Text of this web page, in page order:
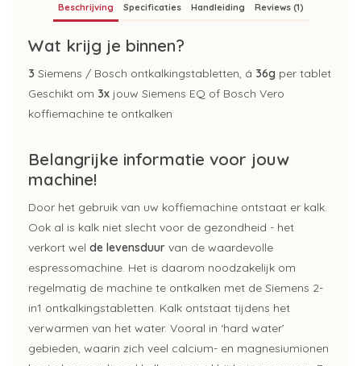
Beschrijving Specificaties Handleiding Reviews (1)
Wat krijg je binnen?
3 Siemens / Bosch ontkalkingstabletten, á 36g per tablet
Geschikt om 3x jouw Siemens EQ of Bosch Vero
koffiemachine te ontkalken
Belangrijke informatie voor jouw
machine!
Door het gebruik van uw koffiemachine ontstaat er kalk.
Ook al is kalk niet slecht voor de gezondheid - het
verkort wel de levensduur van de waardevolle
espressomachine. Het is daarom noodzakelijk om
regelmatig de machine te ontkalken met de Siemens 2-
in1 ontkalkingstabletten. Kalk ontstaat tijdens het
verwarmen van het water. Vooral in ‘hard water’
gebieden, waarin zich veel calcium- en magnesiumionen